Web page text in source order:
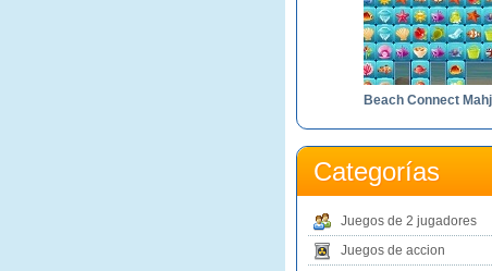
Categorías
Juegos de 2 jugadores
Juegos de accion